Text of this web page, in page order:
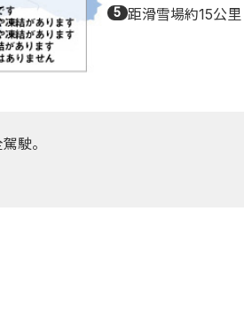
5 距滑雪場約15公
駛。